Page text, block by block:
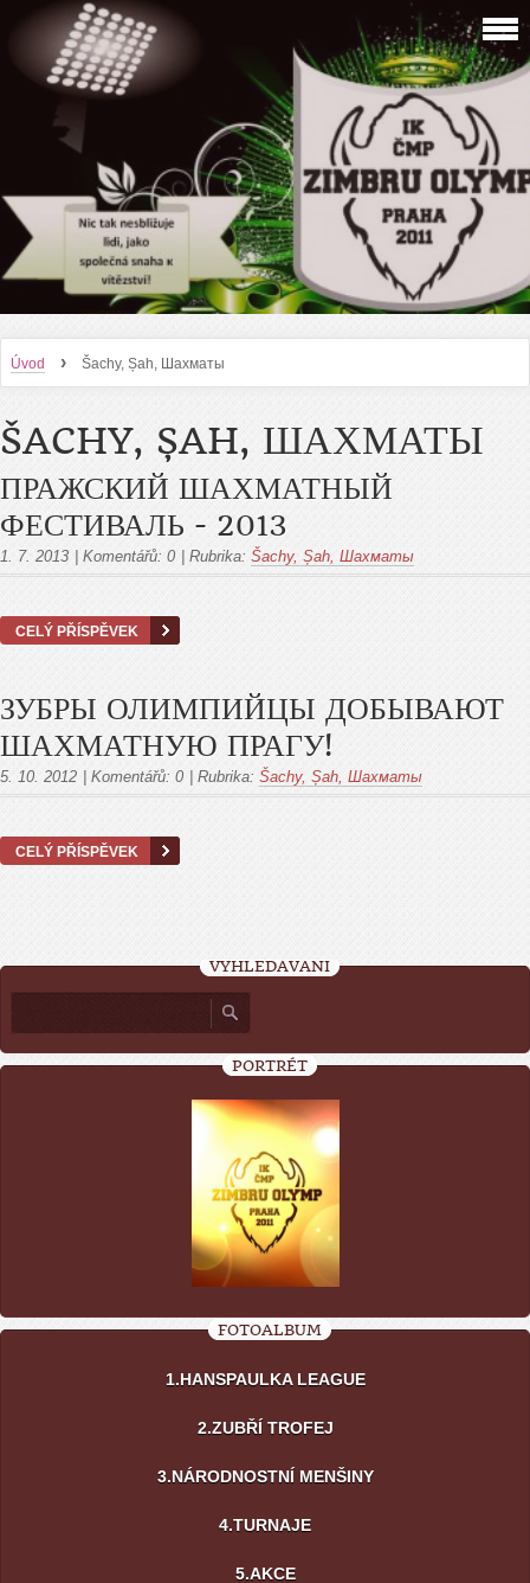
Úvod › Šachy, Șah, Шахматы
ŠACHY, ȘAH, ШАХМАТЫ
ПРАЖСКИЙ ШАХМАТНЫЙ
ФЕСТИВАЛЬ - 2013
1. 7. 2013 Komentářů: 0 Rubrika: Šachy, Șah, Шахматы
CELÝ PŘÍSPĚVEK
ЗУБРЫ ОЛИМПИЙЦЫ ДОБЫВАЮТ
ШАХМАТНУЮ ПРАГУ!
5. 10. 2012 Komentářů: 0 Rubrika: Šachy, Șah, Шахматы
CELÝ PŘÍSPĚVEK
VYHLEDÁVÁNÍ
PORTRÉT
FOTOALBUM
1.HANSPAULKA LEAGUE
2.ZUBŘÍ TROFEJ
3.NÁRODNOSTNÍ MENŠINY
4.TURNAJE
5.AKCE